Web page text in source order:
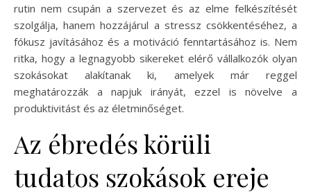
rutin nem csupán a szervezet és az elme felkészítését
szolgálja, hanem hozzájárul a stressz csökkentéséhez, a
fókusz javításához és a motiváció fenntartásához is. Nem
ritka, hogy a legnagyobb sikereket elérő vállalkozók olyan
szokásokat alakítanak ki, amelyek már reggel
meghatározzák a napjuk irányát, ezzel is növelve a
produktivitást és az életminőséget.
Az ébredés körüli
tudatos szokások ereje